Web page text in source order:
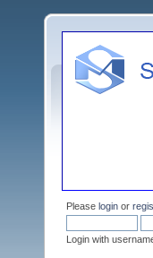
Please login or
Login with